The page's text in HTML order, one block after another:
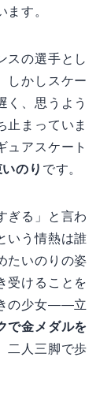
す。
スの選手とし
しかしスケー
く、思うよう
止まっていま
ュアスケート
のり です。
ぎる」と言わ
いう情熱は誰
たいのりの姿
受けることを
の少女――立
で金メダルを
二人三脚で歩